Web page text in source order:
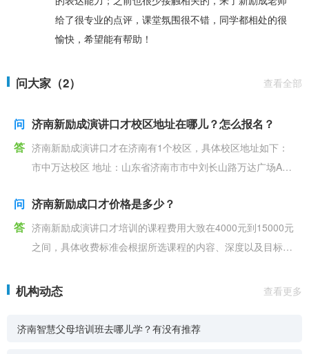
给了很专业的点评，课堂氛围很不错，同学都相处的很
愉快，希望能有帮助！
问大家（2） 查看全部
问 济南新励成演讲口才校区地址在哪儿？怎么报名？
答 济南新励成演讲口才在济南有1个校区，具体校区地址如下：
市中万达校区 地址：山东省济南市市中刘长山路万达广场A座
问 济南新励成口才价格是多少？
答 济南新励成演讲口才培训的课程费用大致在4000元到15000元
之间，具体收费标准会根据所选课程的内容、深度以及目标不
机构动态 查看更多
济南智慧父母培训班去哪儿学？有没有推荐